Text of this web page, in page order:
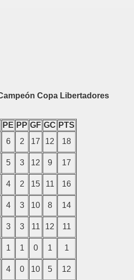
Copa Libertadores
PE PP GF GC PTS
6 2 17 12
18
5 3 12 9
17
4 2 15 11
16
4 3 10 8
14
3 3 11 12
11
1 1 0 1
1
4 0 10 5
12